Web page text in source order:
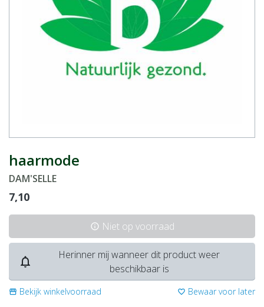
haarmode
DAM'SELLE
7,10
info Niet op voorraad
notifications_none
Herinner mij wanneer dit product weer
beschikbaar is
storefront Bekijk winkelvoorraad favorite_border Bewaar voor later